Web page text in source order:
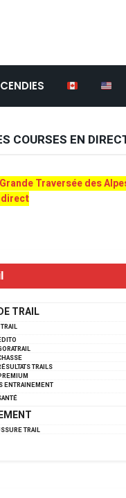
COURSES EN
Grande Traversée des
direct
TRAIL
TRAILS
ENTRAINEMENT
TRAIL